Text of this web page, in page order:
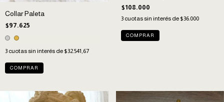
Collar Paleta
$97.625
3 cuotas sin interés de $32.541,67
COMPRAR
$108.000
3 cuotas sin interés de $36.000